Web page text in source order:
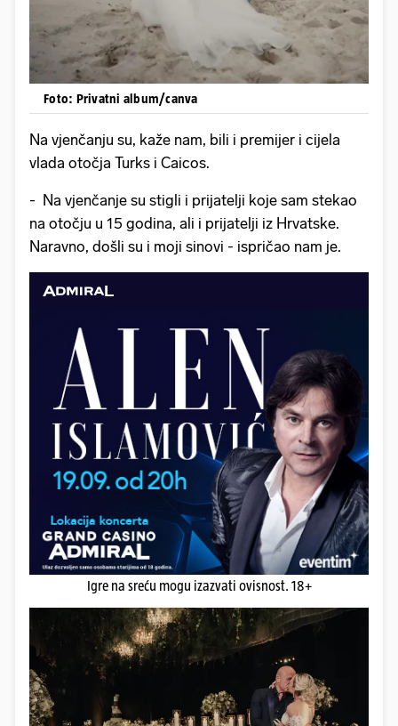
Foto: Privatni album/canva
Na vjenčanju su, kaže nam, bili i premijer i cijela
vlada otočja Turks i Caicos.
- Na vjenčanje su stigli i prijatelji koje sam stekao
na otočju u 15 godina, ali i prijatelji iz Hrvatske.
Naravno, došli su i moji sinovi - ispričao nam je.
Igre na sreću mogu izazvati ovisnost. 18+